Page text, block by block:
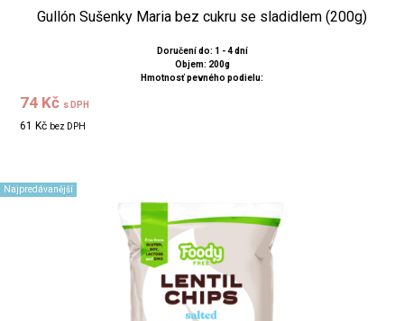
Gullón Sušenky Maria bez cukru se sladidlem (200g)
Doručení do: 1 - 4 dní
Objem: 200g
Hmotnosť pevného podielu:
74 Kč s DPH
61 Kč bez DPH
Najpredávanější